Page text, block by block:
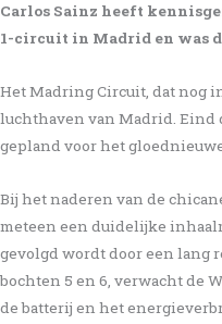
Carlos Sainz heeft
1-circuit in Madrid en was
Het Madring Circuit, dat nog
luchthaven van Madrid. Eind
gepland voor het
Bij het naderen van de
meteen een duidelijke
gevolgd wordt door een lang
bochten 5 en 6, verwacht de
de batterij en het